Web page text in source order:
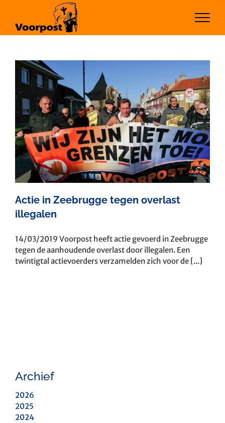
inhoud
Actie in Zeebrugge tegen overlast
illegalen
14/03/2019 Voorpost heeft actie gevoerd in Zeebrugge
tegen de aanhoudende overlast door illegalen. Een
twintigtal actievoerders verzamelden zich voor de [...]
Archief
2026
2025
2024